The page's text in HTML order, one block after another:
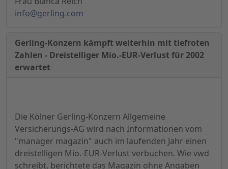
info@gerling.com
Gerling-Konzern kämpft weiterhin mit tiefroten
Zahlen - Dreistelliger Mio.-EUR-Verlust für 2002
erwartet
Die Kölner Gerling-Konzern Allgemeine
Versicherungs-AG wird nach Informationen vom
"manager magazin" auch im laufenden Jahr einen
dreistelligen Mio.-EUR-Verlust verbuchen. Wie vwd
schreibt, berichtete das Magazin ohne Angaben